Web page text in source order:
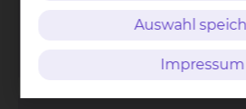
Auswahl
Impressum